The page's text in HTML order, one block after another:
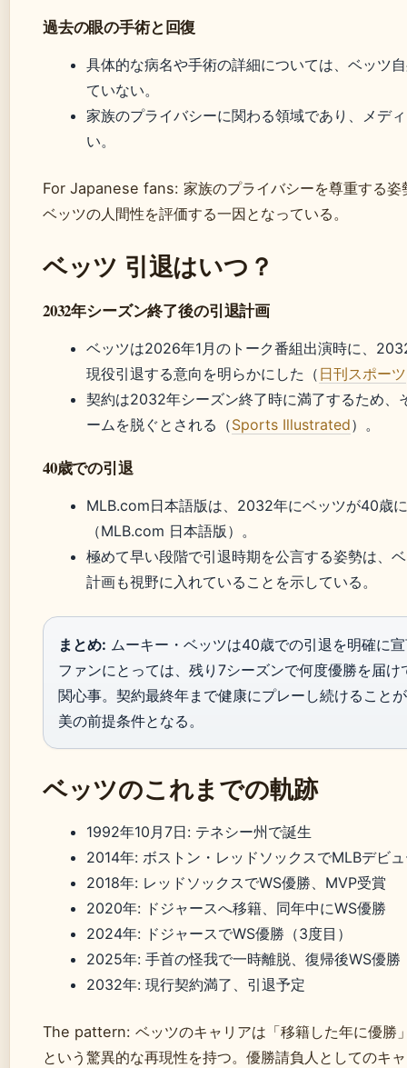
過去の眼の手術と回復
具体的な病名や手術の詳細については、ベッツ
ていない。
家族のプライバシーに関わる領域であり、メデ
い。
For Japanese fans: 家族のプライバシーを尊重する姿
ベッツの人間性を評価する一因となっている。
ベッツ 引退はいつ？
2032年シーズン終了後の引退計画
ベッツは2026年1月のトーク番組出演時に、
現役引退する意向を明らかにした（ 日刊スポーツ
契約は2032年シーズン終了時に満了するため、
ームを脱ぐとされる（Sports Illustrated）。
40歳での引退
MLB.com日本語版は、2032年にベッツが40歳
（MLB.com 日本語版）。
極めて早い段階で引退時期を公言する姿勢は、
計画も視野に入れていることを示している。
まとめ: ムーキー・ベッツは40歳での引退を明確に
ファンにとっては、残り7シーズンで何度優勝を届け
関心事。契約最終年まで健康にプレーし続けること
美の前提条件となる。
ベッツのこれまでの軌跡
1992年10月7日: テネシー州で誕生
2014年: ボストン・レッドソックスでMLBデビ
2018年: レッドソックスでWS優勝、MVP受賞
2020年: ドジャースへ移籍、同年中にWS優勝
2024年: ドジャースでWS優勝（3度目）
2025年: 手首の怪我で一時離脱、復帰後WS優勝
2032年: 現行契約満了、引退予定
The pattern: ベッツのキャリアは「移籍した年に優勝
という驚異的な再現性を持つ。優勝請負人としてのキ